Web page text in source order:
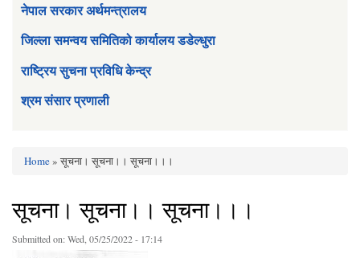
नेपाल सरकार अर्थमन्त्रालय
जिल्ला समन्वय समितिको कार्यालय डडेल्धुरा
राष्ट्रिय सुचना प्रविधि केन्द्र
श्रम संसार प्रणाली
You are here
Home» सूचना। सूचना।। सूचना।।।
सूचना। सूचना।। सूचना।।।
Submitted on:Wed, 05/25/2022 - 17:14